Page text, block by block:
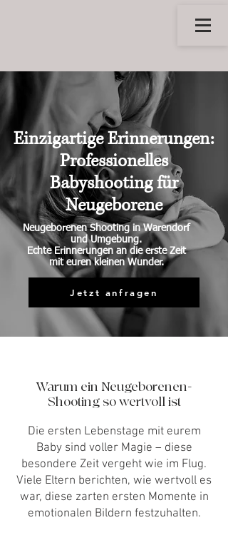
Einzigartige Erinnerungen:
Professionelles
Babyshooting für
Neugeborene
Neugeborenen Shooting in Warendorf
und Umgebung.
Echte Erinnerungen an die erste Zeit
mit euren kleinen Wunder.
Jetzt anfragen
Warum ein Neugeborenen-
Shooting so wertvoll ist
Die ersten Lebenstage mit eurem
Baby sind voller Magie – diese
besondere Zeit vergeht wie im Flug.
Viele Eltern berichten, wie wertvoll es
war, diese zarten ersten Momente in
emotionalen Bildern festzuhalten.